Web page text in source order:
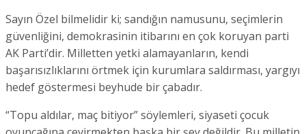
Sayın Özel bilmelidir ki; sandığın namusunu, seçimlerin
güvenliğini, demokrasinin itibarını en çok koruyan parti
AK Parti’dir. Milletten yetki alamayanların, kendi
başarısızlıklarını örtmek için kurumlara saldırması, yargıyı
hedef göstermesi beyhude bir çabadır.
“Topu aldılar, maç bitiyor” söylemleri, siyaseti çocuk